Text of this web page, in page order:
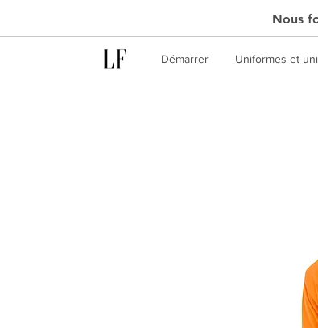
Nous
Démarrer Uniformes et